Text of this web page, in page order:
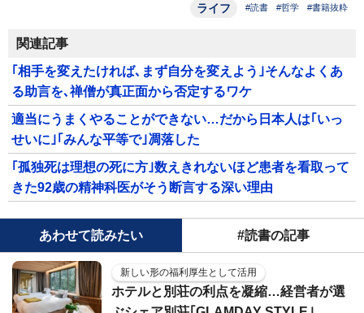
ライフ #読書 #哲学 #書籍抜粋
関連記事
｢相手を変えたければ､まず自分を変えよう｣そんなよくあ
る助言を､禅僧が真正面から否定するワケ
適当にうまくやることができない…だから日本人は｢いっ
せいに｣｢みんな平等で｣凋落した
｢孤独死は理想の死に方｣数えきれないほど患者を看取って
きた92歳の精神科医がそう断言する深い理由
あわせて読みたい #読書の記事
新しい形の福利厚生として活用
ホテルと別荘の利点を凝縮…経営者が選